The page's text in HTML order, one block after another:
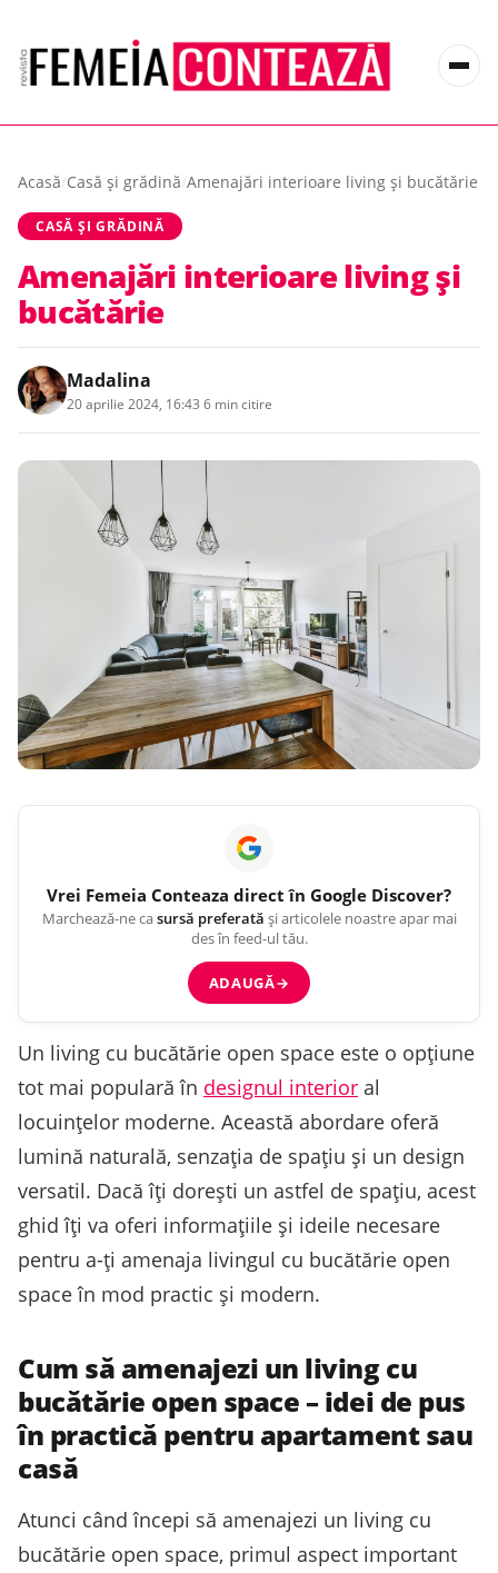
Acasă/Casă și grădină/Amenajări interioare living și bucătărie
CASĂ ȘI GRĂDINĂ
Amenajări interioare living și
bucătărie
Madalina
20 aprilie 2024, 16:43 6 min citire
Vrei Femeia Conteaza direct în Google Discover?
Marchează-ne casursă preferată și articolele noastre apar mai
des în feed-ul tău.
ADAUGĂ→
Un living cu bucătărie open space este o opțiune
tot mai populară în designul interior al
locuințelor moderne. Această abordare oferă
lumină naturală, senzația de spațiu și un design
versatil. Dacă îți dorești un astfel de spațiu, acest
ghid îți va oferi informațiile și ideile necesare
pentru a-ți amenaja livingul cu bucătărie open
space în mod practic și modern.
Cum să amenajezi un living cu
bucătărie open space – idei de pus
în practică pentru apartament sau
casă
Atunci când începi să amenajezi un living cu
bucătărie open space, primul aspect important